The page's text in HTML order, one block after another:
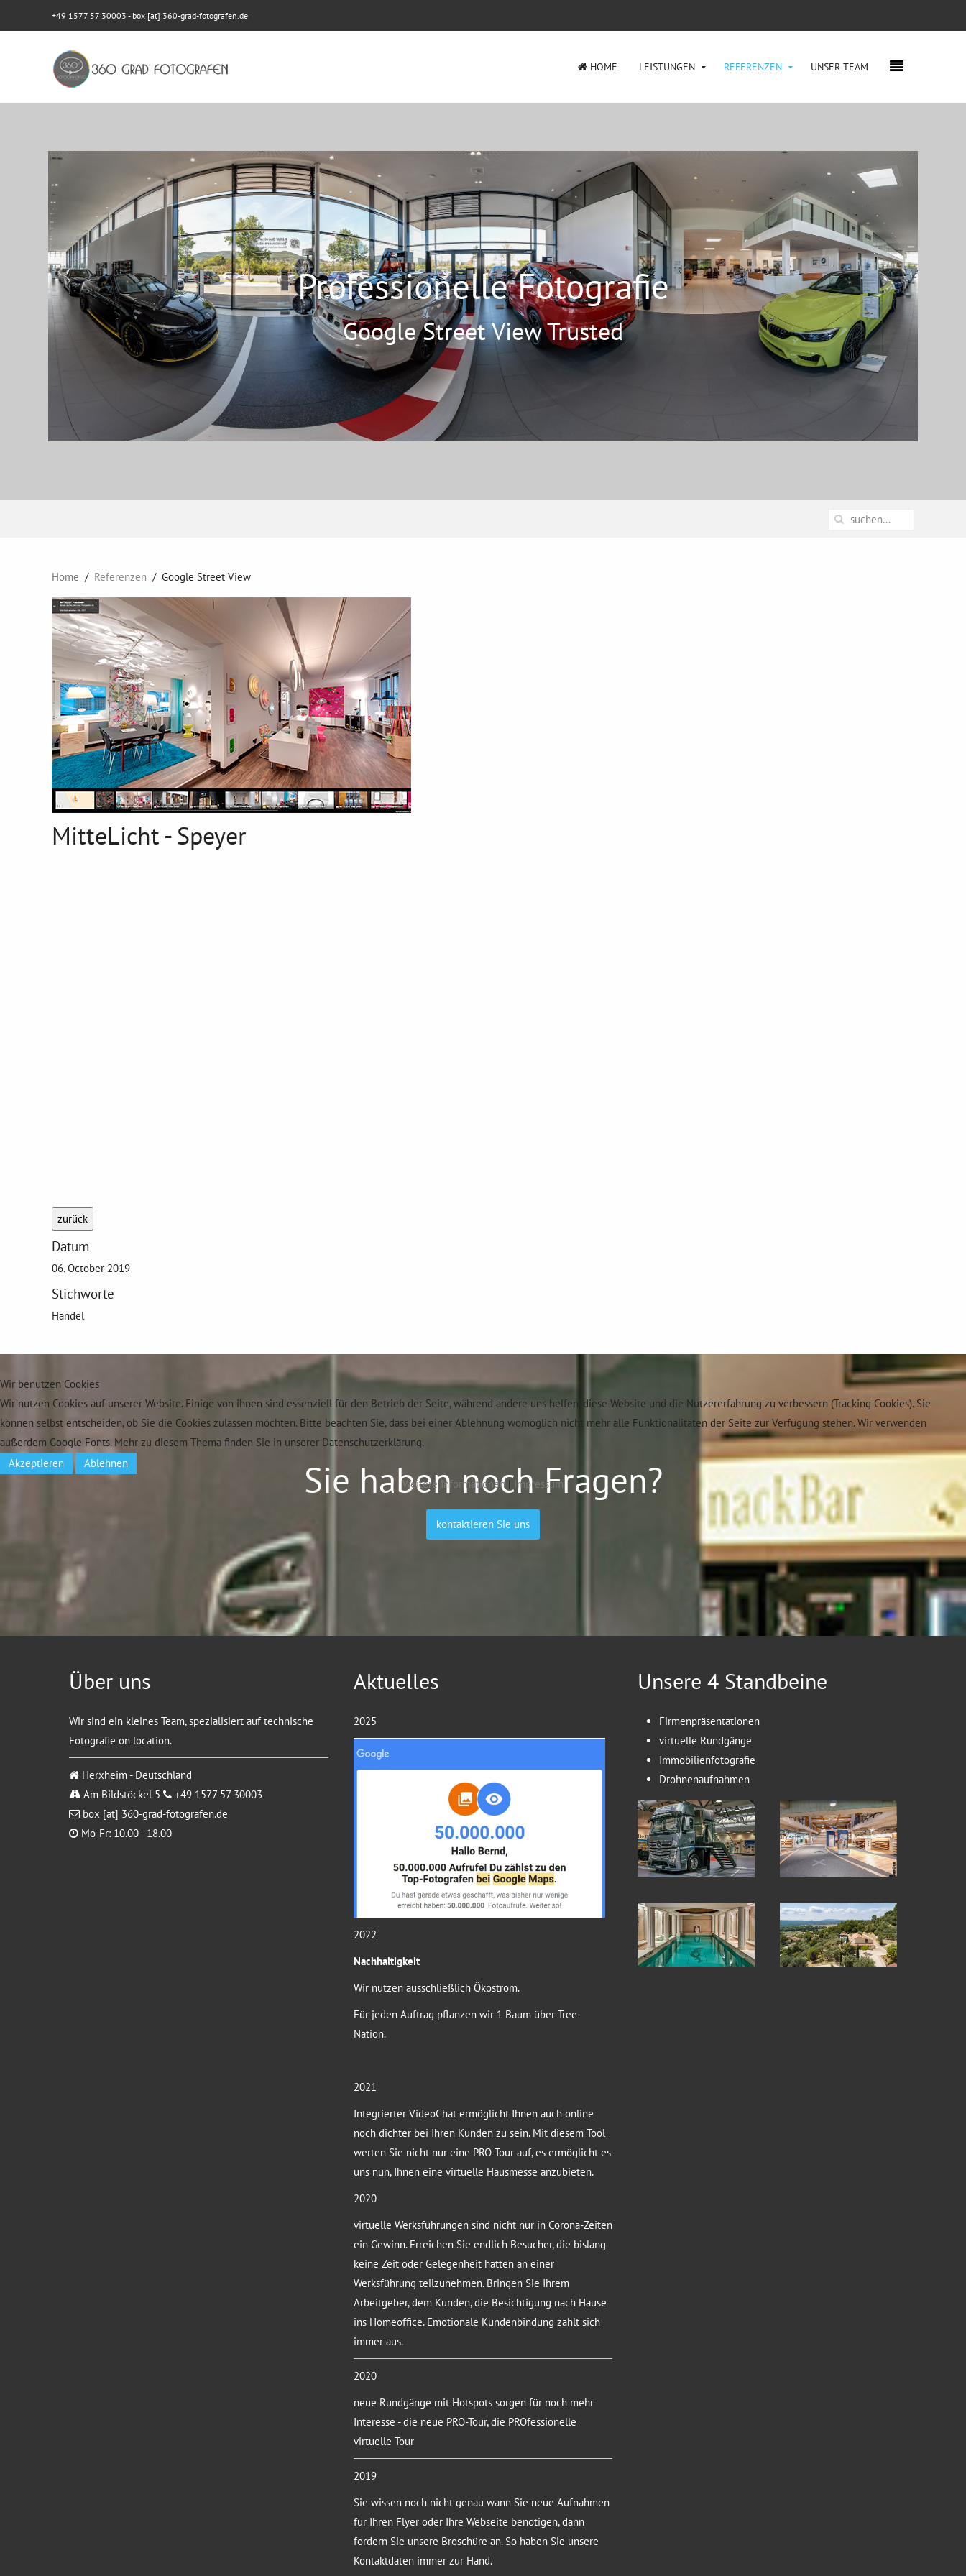
+49 1577 57 30003 - box [at] 360-grad-fotografen.de
HOME LEISTUNGEN REFERENZEN UNSER TEAM
Professionelle Fotografie
Google Street View Trusted
Home Referenzen Google Street View
MitteLicht - Speyer
zurück
Datum
06. October 2019
Stichworte
Handel
Sie haben noch Fragen?
kontaktieren Sie uns
Über uns
Wir sind ein kleines Team, spezialisiert auf technische
Fotografie on location.
Herxheim - Deutschland
Am Bildstöckel 5
+49 1577 57 30003
box [at] 360-grad-fotografen.de
Mo-Fr: 10.00 - 18.00
Aktuelles
2025
2022
Nachhaltigkeit
Wir nutzen ausschließlich Ökostrom.
Für jeden Auftrag pflanzen wir 1 Baum über Tree-
Nation.
2021
Integrierter VideoChat ermöglicht Ihnen auch online
noch dichter bei Ihren Kunden zu sein. Mit diesem Tool
werten Sie nicht nur eine PRO-Tour auf, es ermöglicht es
uns nun, Ihnen eine virtuelle Hausmesse anzubieten.
2020
virtuelle Werksführungen sind nicht nur in Corona-Zeiten
ein Gewinn. Erreichen Sie endlich Besucher, die bislang
keine Zeit oder Gelegenheit hatten an einer
Werksführung teilzunehmen. Bringen Sie Ihrem
Arbeitgeber, dem Kunden, die Besichtigung nach Hause
ins Homeoffice. Emotionale Kundenbindung zahlt sich
immer aus.
2020
neue Rundgänge mit Hotspots sorgen für noch mehr
Interesse - die neue PRO-Tour, die PROfessionelle
virtuelle Tour
2019
Sie wissen noch nicht genau wann Sie neue Aufnahmen
für Ihren Flyer oder Ihre Webseite benötigen, dann
fordern Sie unsere Broschüre an. So haben Sie unsere
Kontaktdaten immer zur Hand.
Unsere 4 Standbeine
Firmenpräsentationen
virtuelle Rundgänge
Immobilienfotografie
Drohnenaufnahmen
Wir benutzen Cookies
Wir nutzen Cookies auf unserer Website. Einige von ihnen sind essenziell für den Betrieb der Seite, während andere uns helfen, diese Website und die Nutzererfahrung zu verbessern (Tracking Cookies). Sie
können selbst entscheiden, ob Sie die Cookies zulassen möchten. Bitte beachten Sie, dass bei einer Ablehnung womöglich nicht mehr alle Funktionalitäten der Seite zur Verfügung stehen. Wir verwenden
außerdem Google Fonts. Mehr zu diesem Thema finden Sie in unserer Datenschutzerklärung.
Akzeptieren
Ablehnen
Weitere Informationen| Impressum